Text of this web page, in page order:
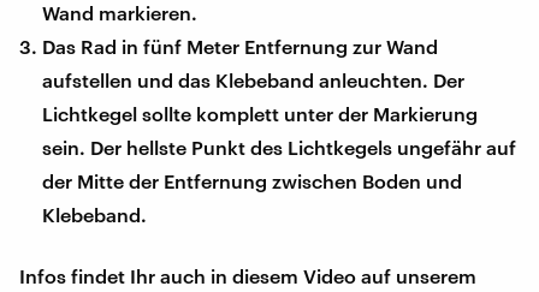
Wand markieren.
Das Rad in fünf Meter Entfernung zur Wand
aufstellen und das Klebeband anleuchten. Der
Lichtkegel sollte komplett unter der Markierung
sein. Der hellste Punkt des Lichtkegels ungefähr auf
der Mitte der Entfernung zwischen Boden und
Klebeband.
Infos findet Ihr auch in diesem Video auf unserem